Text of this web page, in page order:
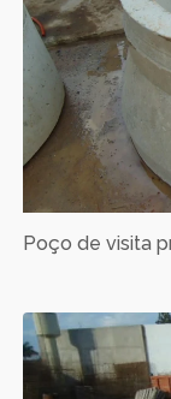
Poço de visita